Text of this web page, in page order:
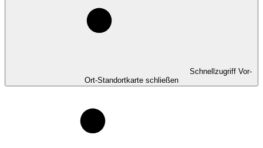
Schnellzugriff Vor-
Ort-Standortkarte schließen